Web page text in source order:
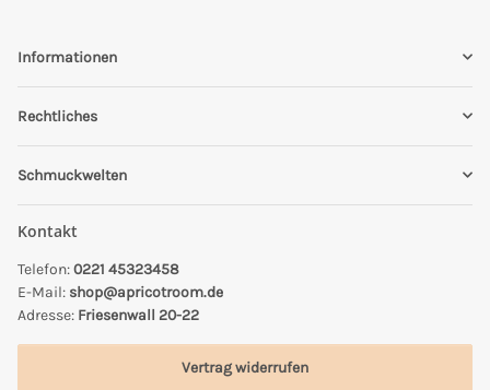
Informationen
Rechtliches
Schmuckwelten
Kontakt
Telefon:0221 45323458
E-Mail: shop@apricotroom.de
Adresse: Friesenwall 20-22
Vertrag widerrufen